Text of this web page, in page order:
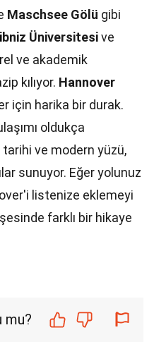
Maschsee Gölü gibi
Üniversitesive
ve akademik
kılıyor. Hannover
için harika bir durak.
oldukça
tarihi ve modern yüzü,
sunuyor. Eğer yolunuz
listenize eklemeyi
farklı bir hikaye
mu?